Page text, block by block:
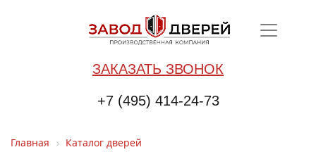
ЗАКАЗАТЬ ЗВОНОК
+7 (495) 414-24-73
Главная
Каталог дверей